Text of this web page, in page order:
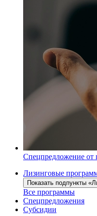
Спецпредложение от
Лизинговые
Показать подпункты
Все программы
Спецпредложения
Субсидии